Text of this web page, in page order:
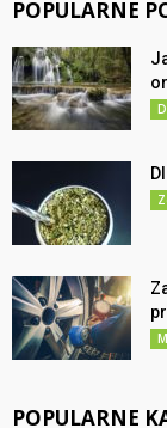
POPULARNE
POPULARNE